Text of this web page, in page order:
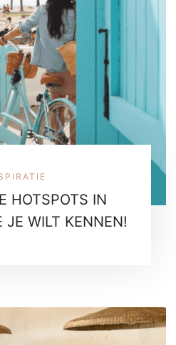
HOTSPOTS IN
JE WILT KENNEN!